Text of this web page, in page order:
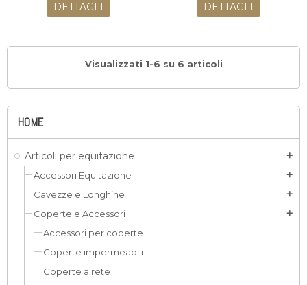
HOME
Articoli per equitazione add
Accessori Equitazione add
Cavezze e Longhine add
Coperte e Accessori add
Accessori per coperte
Coperte impermeabili
Coperte a rete
DETTAGLI DETTAGLI
Visualizzati 1-6 su 6 articoli